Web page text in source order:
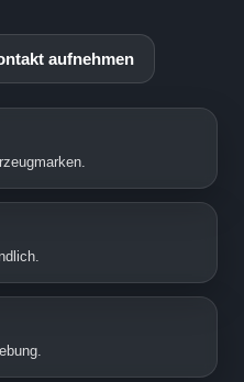
aufnehmen